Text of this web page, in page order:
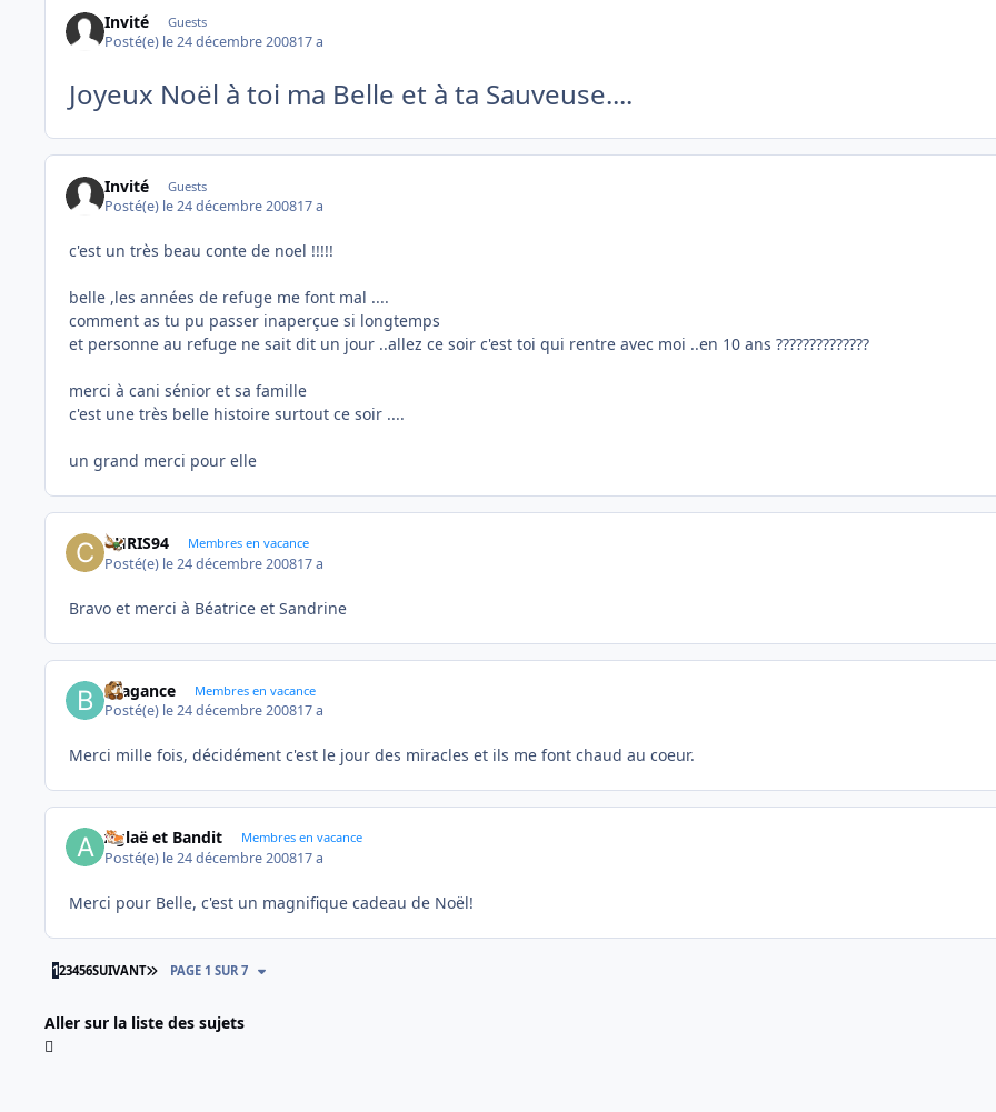
Invité Guests
Posté(e) le 24 décembre 200817 a
Joyeux Noël à toi ma Belle et à ta Sauveuse....
Invité Guests
Posté(e) le 24 décembre 200817 a
c'est un très beau conte de noel !!!!!
belle ,les années de refuge me font mal ....
comment as tu pu passer inaperçue si longtemps
et personne au refuge ne sait dit un jour ..allez ce soir c'est toi qui rentre avec moi ..en 10 ans ??????????????
merci à cani sénior et sa famille
c'est une très belle histoire surtout ce soir ....
un grand merci pour elle
CHRIS94 Membres en vacance
Posté(e) le 24 décembre 200817 a
Bravo et merci à Béatrice et Sandrine
Bragance Membres en vacance
Posté(e) le 24 décembre 200817 a
Merci mille fois, décidément c'est le jour des miracles et ils me font chaud au coeur.
Aglaë et Bandit Membres en vacance
Posté(e) le 24 décembre 200817 a
Merci pour Belle, c'est un magnifique cadeau de Noël!
123456SUIVANT DERNIÈRE PAGE
PAGE 1 SUR 7
Aller sur la liste des sujets